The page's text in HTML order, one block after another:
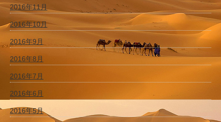
2016年11月
2016年10月
2016年9月
2016年8月
2016年7月
2016年6月
2016年5月